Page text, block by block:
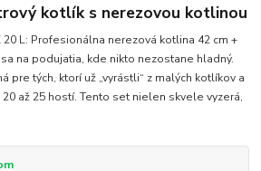
kotlík s nerezovou kotlinou
20 L: Profesionálna nerezová kotlina 42 cm +
na podujatia, kde nikto nezostane hladný.
pre tých, ktorí už „vyrástli“ z malých kotlíkov a
až 25 hostí. Tento set nielen skvele vyzerá,